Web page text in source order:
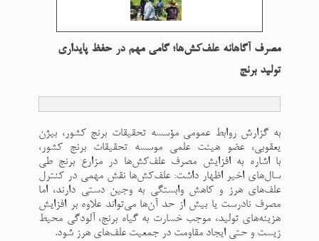
مصرف آگاهانه علف‌كش‌ها؛ گامی مهم در حفظ پایداری
تولید برنج
به گزارش روابط عمومی مؤسسه تحقیقات برنج کشور، بیژن
یعقوبی، عضو هیئت علمی موسسه تحقیقات برنج کشور،
با اشاره به افزایش مصرف علف‌کش‌ها در مزارع برنج طی
سال‌های اخیر اظهار داشت: علف‌کش‌ها نقش مهمی در کنترل
علف‌های هرز و کاهش وابستگی به وجین دستی دارند، اما
مصرف نادرست یا بیش از حد آن‌ها می‌تواند علاوه بر افزایش
هزینه‌های تولید، موجب خسارت به گیاه برنج، آلودگی محیط
زیست و حتی ایجاد مقاومت در جمعیت علف‌های هرز شود.